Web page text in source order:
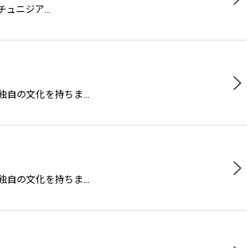
ュニジア…
自の文化を持ちま…
自の文化を持ちま…